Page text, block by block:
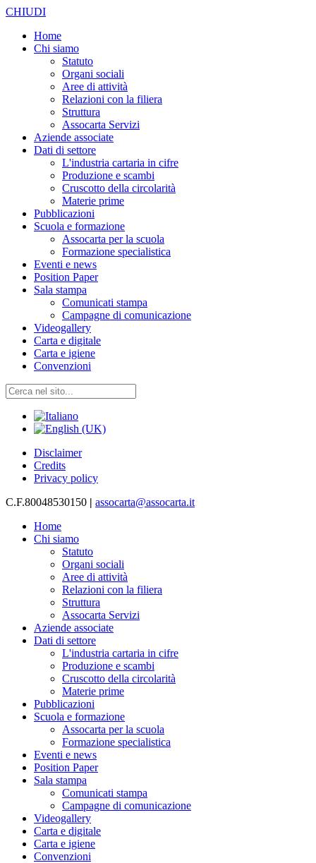
CHIUDI
Home
Chi siamo
Statuto
Organi sociali
Aree di attività
Relazioni con la filiera
Struttura
Assocarta Servizi
Aziende associate
Dati di settore
L'industria cartaria in cifre
Produzione e scambi
Cruscotto della circolarità
Materie prime
Pubblicazioni
Scuola e formazione
Assocarta per la scuola
Formazione specialistica
Eventi e news
Position Paper
Sala stampa
Comunicati stampa
Campagne di comunicazione
Videogallery
Carta e digitale
Carta e igiene
Convenzioni
Disclaimer
Credits
Privacy policy
C.F.80048530150 | assocarta@assocarta.it
Home
Chi siamo
Statuto
Organi sociali
Aree di attività
Relazioni con la filiera
Struttura
Assocarta Servizi
Aziende associate
Dati di settore
L'industria cartaria in cifre
Produzione e scambi
Cruscotto della circolarità
Materie prime
Pubblicazioni
Scuola e formazione
Assocarta per la scuola
Formazione specialistica
Eventi e news
Position Paper
Sala stampa
Comunicati stampa
Campagne di comunicazione
Videogallery
Carta e digitale
Carta e igiene
Convenzioni